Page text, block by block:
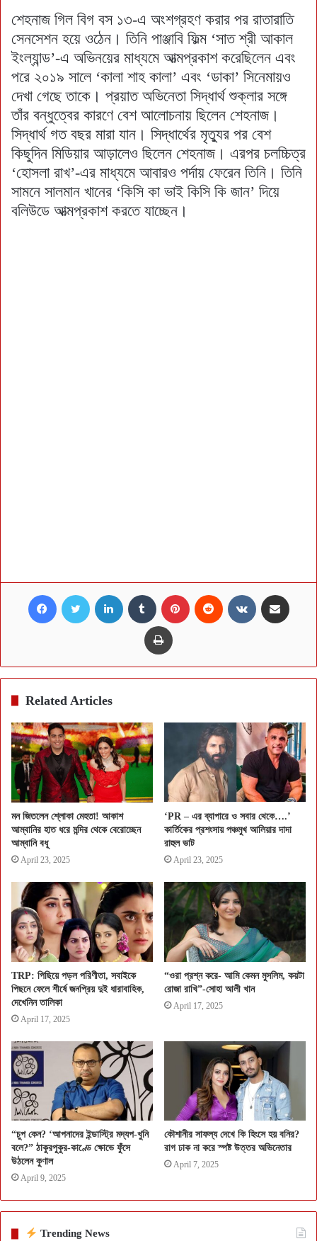
শেহনাজ গিল বিগ বস ১৩-এ অংশগ্রহণ করার পর রাতারাতি
সেনসেশন হয়ে ওঠেন। তিনি পাঞ্জাবি ফিল্ম ‘সাত শ্রী আকাল
ইংল্যান্ড’-এ অভিনয়ের মাধ্যমে আত্মপ্রকাশ করেছিলেন এবং
পরে ২০১৯ সালে ‘কালা শাহ কালা’ এবং ‘ডাকা’ সিনেমায়ও
দেখা গেছে তাকে। প্রয়াত অভিনেতা সিদ্ধার্থ শুক্লার সঙ্গে
তাঁর বন্ধুত্বের কারণে বেশ আলোচনায় ছিলেন শেহনাজ।
সিদ্ধার্থ গত বছর মারা যান। সিদ্ধার্থের মৃত্যুর পর বেশ
কিছুদিন মিডিয়ার আড়ালেও ছিলেন শেহনাজ। এরপর চলচ্চিত্র
‘হোসলা রাখ’-এর মাধ্যমে আবারও পর্দায় ফেরেন তিনি। তিনি
সামনে সালমান খানের ‘কিসি কা ভাই কিসি কি জান’ দিয়ে
বলিউডে আত্মপ্রকাশ করতে যাচ্ছেন।
Facebook Twitter LinkedIn Tumblr Pinterest Reddit VKontakte
Print
Related Articles
মন জিতলেন শ্লোকা মেহতা! আকাশ
আম্বানির হাত ধরে মন্দির থেকে বেরোচ্ছেন
আম্বানি বধূ
April 23, 2025
‘PR – এর ব্যাপারে ও সবার থেকে….’
কার্তিকের প্রশংসায় পঞ্চমুখ আলিয়ার দাদা
রাহুল ভাট
April 23, 2025
TRP: পিছিয়ে পড়ল পরিণীতা, সবাইকে
পিছনে ফেলে শীর্ষে জনপ্রিয় দুই ধারাবাহিক,
দেখেনিন তালিকা
April 17, 2025
“ওরা প্রশ্ন করে- আমি কেমন মুসলিম, কয়টা
রোজা রাখি”-সোহা আলী খান
April 17, 2025
“চুপ কেন? ‘আপনাদের ইন্ডাস্ট্রি মদ্যপ-খুনি
বলে?” ঠাকুরপুকুর-কাণ্ডে ক্ষোভে ফুঁসে
উঠলেন কুণাল
April 9, 2025
কৌশানীর সাফল্য দেখে কি হিংসে হয় বনির?
রাগ ঢাক না করে স্পষ্ট উত্তর অভিনেতার
April 7, 2025
Trending News